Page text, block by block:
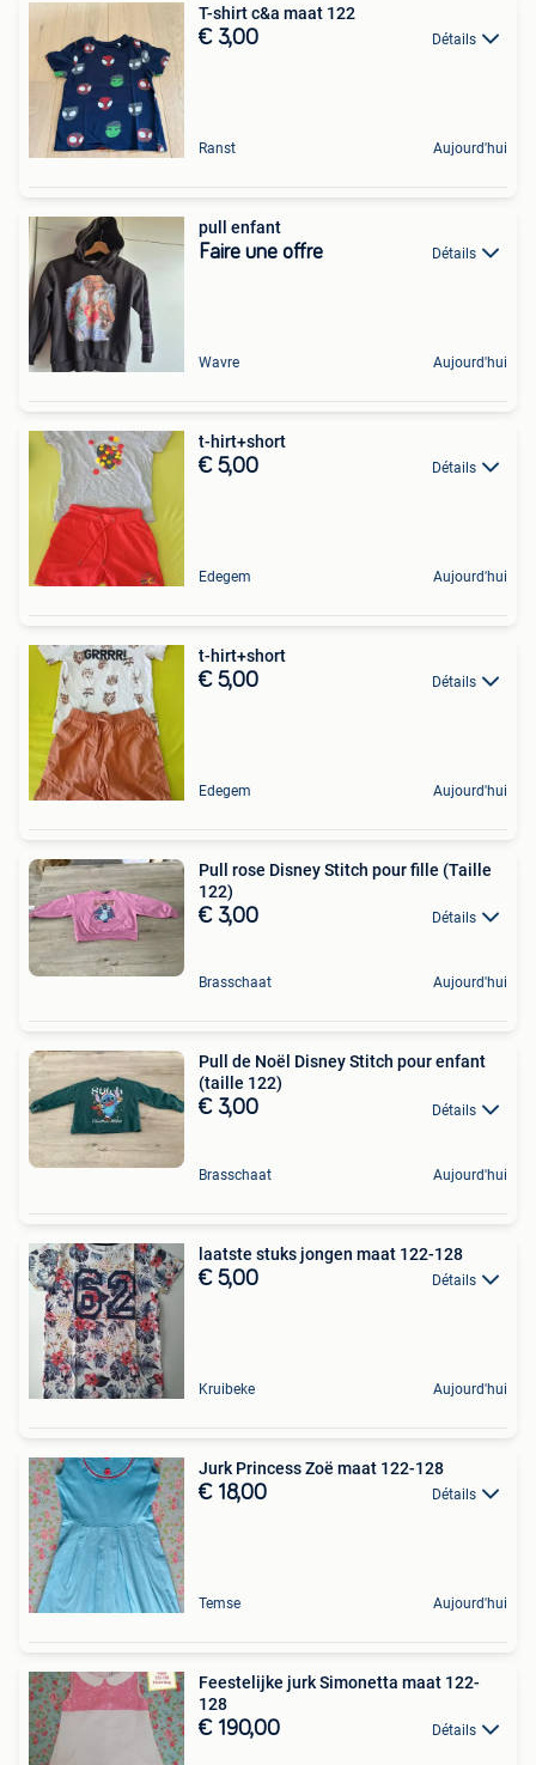
T-shirt c&a maat 122
€ 3,00 Détails
Ranst Aujourd'hui
pull enfant
Faire une offre Détails
Wavre Aujourd'hui
t-hirt+short
€ 5,00 Détails
Edegem Aujourd'hui
t-hirt+short
€ 5,00 Détails
Edegem Aujourd'hui
Pull rose Disney Stitch pour fille (Taille
122)
€ 3,00 Détails
Brasschaat Aujourd'hui
Pull de Noël Disney Stitch pour enfant
(taille 122)
€ 3,00 Détails
Brasschaat Aujourd'hui
laatste stuks jongen maat 122-128
€ 5,00 Détails
Kruibeke Aujourd'hui
Jurk Princess Zoë maat 122-128
€ 18,00 Détails
Temse Aujourd'hui
Feestelijke jurk Simonetta maat 122-
128
€ 190,00 Détails